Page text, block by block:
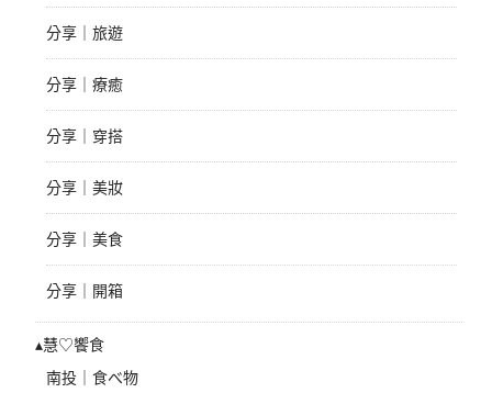
分享｜旅遊
分享｜療癒
分享｜穿搭
分享｜美妝
分享｜美食
分享｜開箱
▴慧♡饗食
南投｜食べ物